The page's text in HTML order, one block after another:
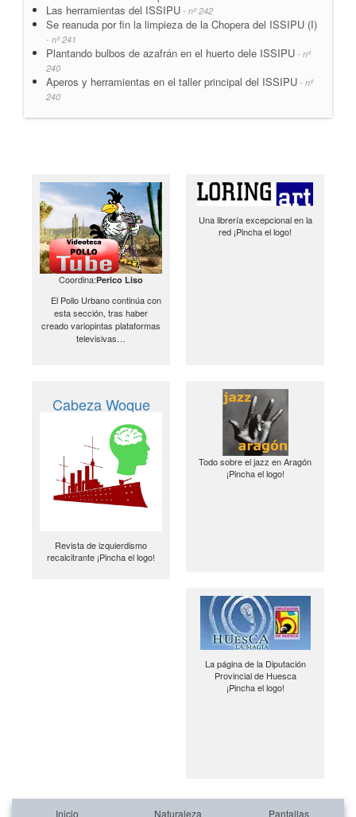
Las herramientas del ISSIPU - nº 242
Se reanuda por fin la limpieza de la Chopera del ISSIPU (I)
- nº 241
Plantando bulbos de azafrán en el huerto dele ISSIPU - nº
240
Aperos y herramientas en el taller principal del ISSIPU - nº
240
Coordina:Perico Liso
El Pollo Urbano continúa con
esta sección, tras haber
creado variopintas plataformas
televisivas…
Una librería excepcional en la
red ¡Pincha el logo!
Cabeza Woque
Revista de izquierdismo
recalcitrante ¡Pincha el logo!
Todo sobre el jazz en Aragón
¡Pincha el logo!
La página de la Diputación
Provincial de Huesca
¡Pincha el logo!
Inicio Naturaleza Pantallas